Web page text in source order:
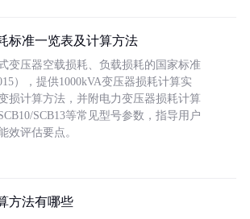
标准一览表及计算方法
变压器空载损耗、负载损耗的国家标准
），提供1000kVA变压器损耗计算实
损计算方法，并附电力变压器损耗计算
SCB13等常见型号参数，指导用户
效评估要点。
方法有哪些